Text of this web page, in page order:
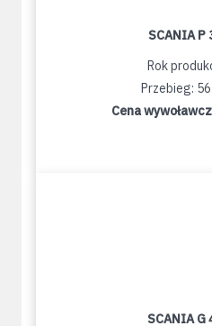
SCANIA P
Rok
Przebieg:
Cena
SCANIA G